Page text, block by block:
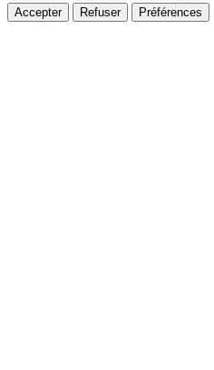
Accepter Refuser Préférences